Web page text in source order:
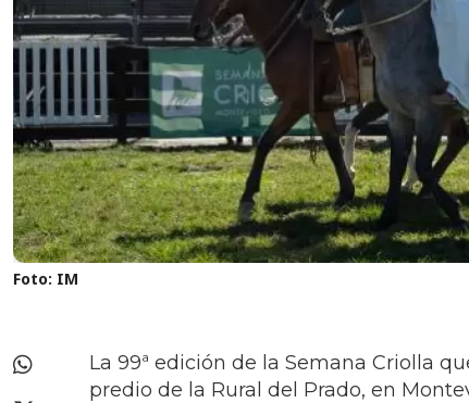
Foto: IM
La 99ª edición de la Semana Criolla
predio de la Rural del Prado, en